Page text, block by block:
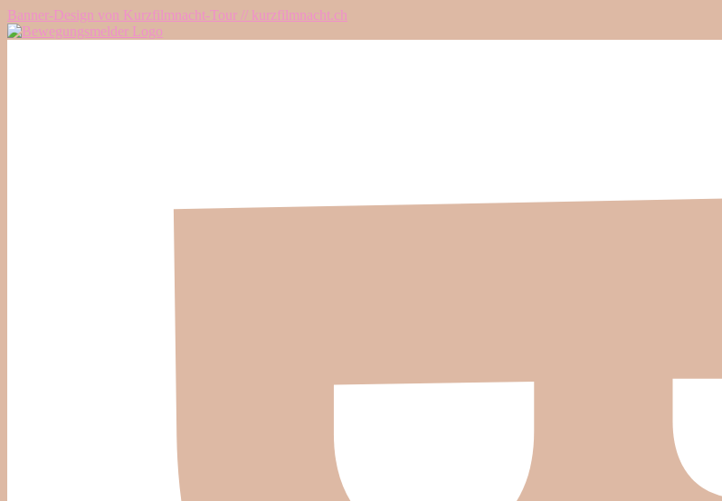
Banner-Design von Kurzfilmnacht-Tour // kurzfilmnacht.ch